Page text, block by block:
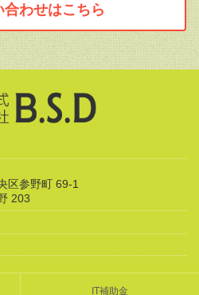
合わせはこちら
区参野町 69-1
203
IT補助金